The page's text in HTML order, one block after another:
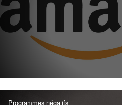
Programmes négatifs